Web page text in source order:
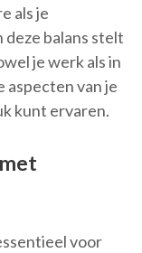
als je
balans stelt
je werk als in
aspecten van je
kunt ervaren.
voor